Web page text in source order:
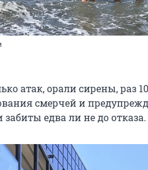
атак, орали сирены, раз
смерчей и
едва ли не до отказа.